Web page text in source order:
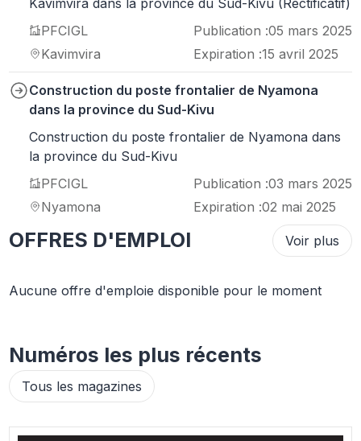
PFCIGL
Kavimvira
Publication :05 mars 2025
Expiration :15 avril 2025
Construction du poste frontalier de Nyamona
dans la province du Sud-Kivu
Construction du poste frontalier de Nyamona dans
la province du Sud-Kivu
PFCIGL
Nyamona
Publication :03 mars 2025
Expiration :02 mai 2025
OFFRES D'EMPLOI Voir plus
Aucune offre d'emploie disponible pour le moment
Numéros les plus récents
Tous les magazines